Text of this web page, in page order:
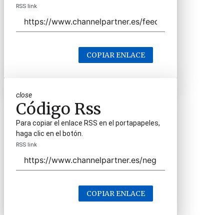
RSS link
COPIAR ENLACE
close
Código Rss
Para copiar el enlace RSS en el portapapeles,
haga clic en el botón.
RSS link
COPIAR ENLACE